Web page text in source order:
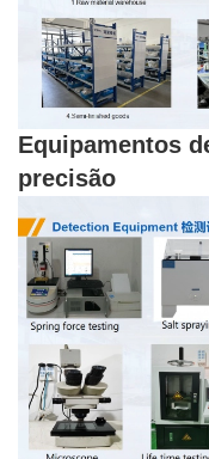
Equipamentos
precisão